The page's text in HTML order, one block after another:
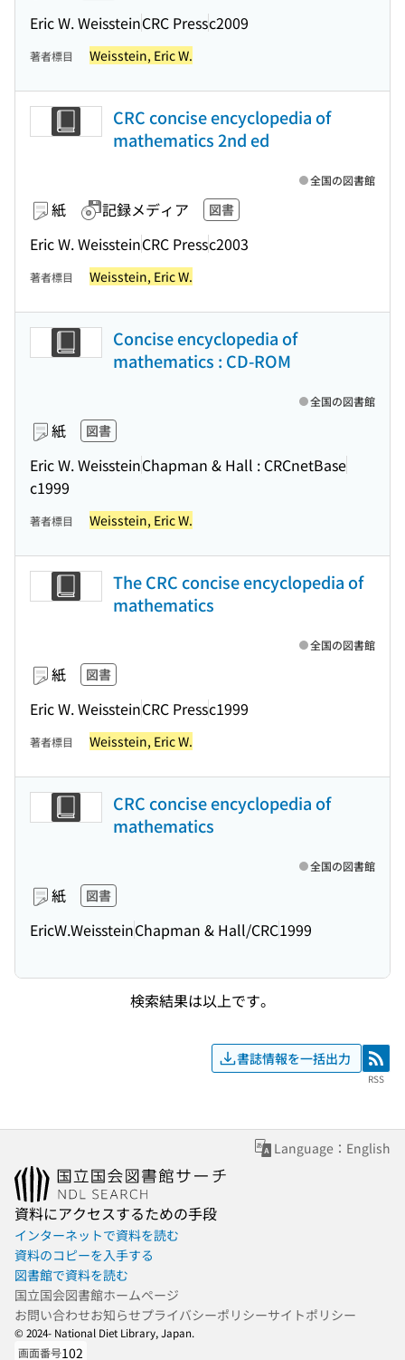
Eric W. WeissteinCRC Pressc2009
著者標目 Weisstein, Eric W.
CRC concise encyclopedia of
mathematics 2nd ed
紙 記録メディア 図書
Eric W. WeissteinCRC Pressc2003
全国の図書館
著者標目 Weisstein, Eric W.
Concise encyclopedia of
mathematics : CD-ROM
紙 図書
Eric W. WeissteinChapman & Hall : CRCnetBase
c1999
全国の図書館
著者標目 Weisstein, Eric W.
The CRC concise encyclopedia of
mathematics
紙 図書
Eric W. WeissteinCRC Pressc1999
全国の図書館
著者標目 Weisstein, Eric W.
CRC concise encyclopedia of
mathematics
紙 図書
EricW.WeissteinChapman & Hall/CRC1999
全国の図書館
検索結果は以上です。
書誌情報を一括出力 RSS
RSS
Language：English
資料にアクセスするための手段
インターネットで資料を読む
資料のコピーを入手する
図書館で資料を読む
国立国会図書館ホームページ
お問い合わせお知らせプライバシーポリシーサイトポリシー
© 2024- National Diet Library, Japan.
画面番号102